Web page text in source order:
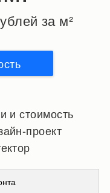
за м²
и стоимость
проект